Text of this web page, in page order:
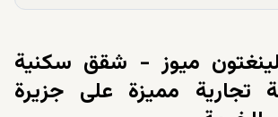
ميوز - شقق سكنية
تجارية مميزة على جزيرة